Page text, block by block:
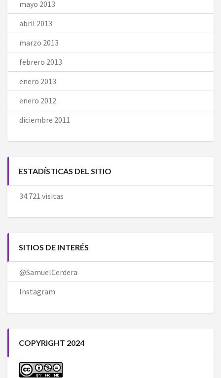
mayo 2013
abril 2013
marzo 2013
febrero 2013
enero 2013
enero 2012
diciembre 2011
ESTADÍSTICAS DEL SITIO
34.721 visitas
SITIOS DE INTERÉS
@SamuelCerdera
Instagram
COPYRIGHT 2024